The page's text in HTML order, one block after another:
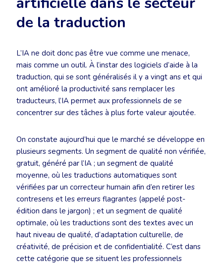
de la traduction
L’IA ne doit donc pas être vue comme une menace,
mais comme un outil. À l’instar des logiciels d’aide à la
traduction, qui se sont généralisés il y a vingt ans et qui
ont amélioré la productivité sans remplacer les
traducteurs, l’IA permet aux professionnels de se
concentrer sur des tâches à plus forte valeur ajoutée.
On constate aujourd’hui que le marché se développe en
plusieurs segments. Un segment de qualité non vérifiée,
gratuit, généré par l’IA ; un segment de qualité
moyenne, où les traductions automatiques sont
vérifiées par un correcteur humain afin d’en retirer les
contresens et les erreurs flagrantes (appelé post-
édition dans le jargon) ; et un segment de qualité
optimale, où les traductions sont des textes avec un
haut niveau de qualité, d’adaptation culturelle, de
créativité, de précision et de confidentialité. C’est dans
cette catégorie que se situent les professionnels